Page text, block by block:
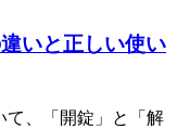
いと正しい使い
て、「開錠」と「解